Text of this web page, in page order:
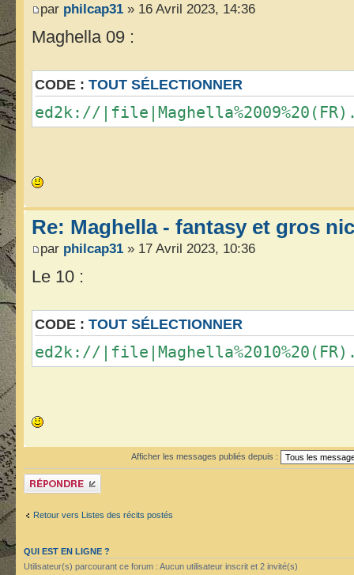
par philcap31 » 16 Avril 2023, 14:36
Maghella 09 :
CODE : TOUT SÉLECTIONNER
ed2k://
Re: Maghella - fantasy et gros
par philcap31 » 17 Avril 2023, 10:36
Le 10 :
CODE : TOUT SÉLECTIONNER
ed2k://
Afficher les messages publiés depuis :
Publier une réponse
Retour vers Listes des récits postés
QUI EST EN LIGNE ?
Utilisateur(s) parcourant ce forum : Aucun utilisateur inscrit et 2 invité(s)